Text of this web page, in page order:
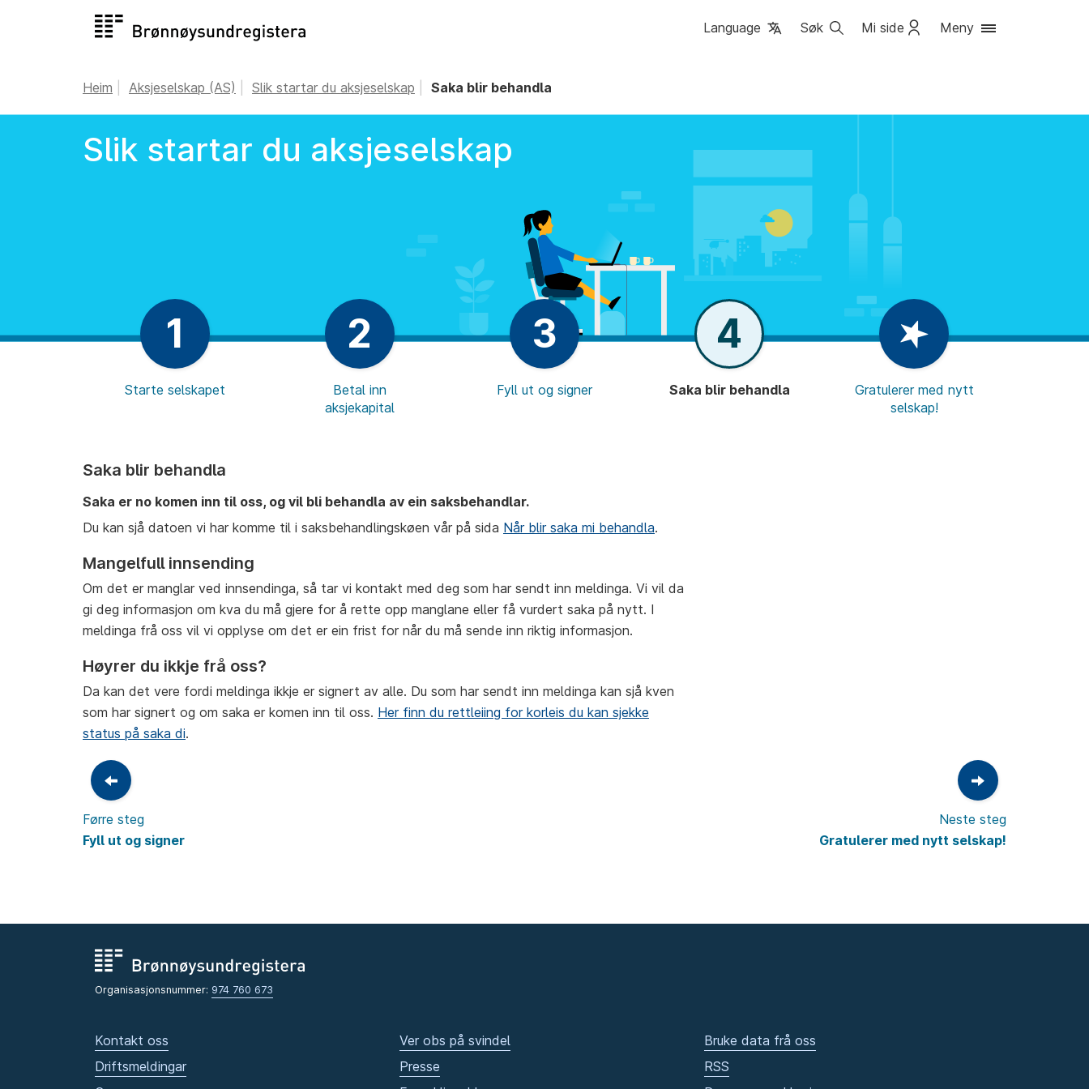
Language Søk Mi side Meny
Heim Aksjeselskap (AS) Slik startar du aksjeselskap Saka blir behandla
Slik startar du aksjeselskap
1
Starte selskapet
2
Betal inn
aksjekapital
3
Fyll ut og signer
4
Saka blir behandla
Gratulerer med nytt
selskap!
Saka blir behandla
Saka er no komen inn til oss, og vil bli behandla av ein saksbehandlar.
Du kan sjå datoen vi har komme til i saksbehandlingskøen vår på sida Når blir saka mi behandla.
Mangelfull innsending
Om det er manglar ved innsendinga, så tar vi kontakt med deg som har sendt inn meldinga. Vi vil da
gi deg informasjon om kva du må gjere for å rette opp manglane eller få vurdert saka på nytt. I
meldinga frå oss vil vi opplyse om det er ein frist for når du må sende inn riktig informasjon.
Høyrer du ikkje frå oss?
Da kan det vere fordi meldinga ikkje er signert av alle. Du som har sendt inn meldinga kan sjå kven
som har signert og om saka er komen inn til oss. Her finn du rettleiing for korleis du kan sjekke
status på saka di.
Førre steg
Fyll ut og signer
Neste steg
Gratulerer med nytt selskap!
Organisasjonsnummer: 974 760 673
Kontakt oss
Driftsmeldingar
Ver obs på svindel
Presse
Bruke data frå oss
RSS